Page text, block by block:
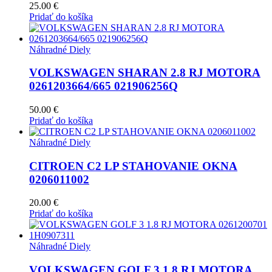
25.00 €
Pridať do košíka
Náhradné Diely
VOLKSWAGEN SHARAN 2.8 RJ MOTORA
0261203664/665 021906256Q
50.00 €
Pridať do košíka
Náhradné Diely
CITROEN C2 LP STAHOVANIE OKNA
0206011002
20.00 €
Pridať do košíka
Náhradné Diely